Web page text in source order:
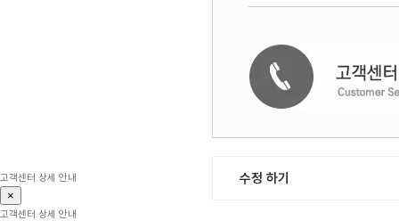
수정 하기